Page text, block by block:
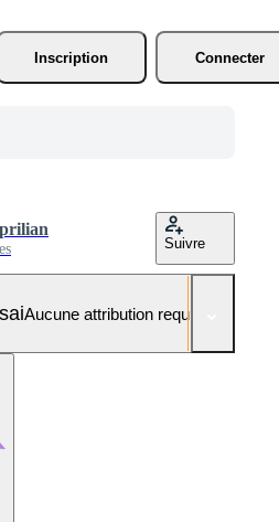
Inscription
Connecter
Suivre
Aucune attribution requise